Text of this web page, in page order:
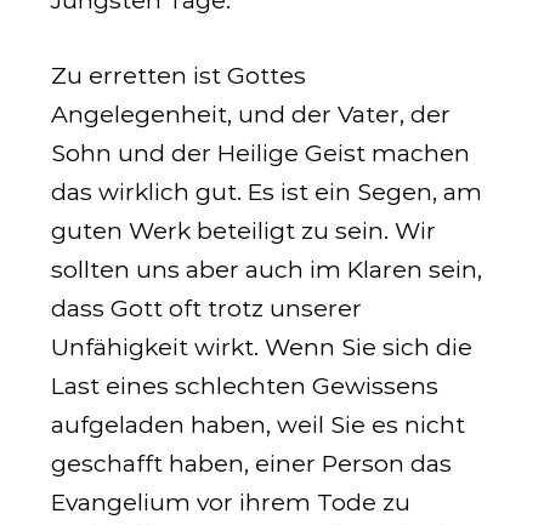
Zu erretten ist Gottes
Angelegenheit, und der Vater, der
Sohn und der Heilige Geist machen
das wirklich gut. Es ist ein Segen, am
guten Werk beteiligt zu sein. Wir
sollten uns aber auch im Klaren sein,
dass Gott oft trotz unserer
Unfähigkeit wirkt. Wenn Sie sich die
Last eines schlechten Gewissens
aufgeladen haben, weil Sie es nicht
geschafft haben, einer Person das
Evangelium vor ihrem Tode zu